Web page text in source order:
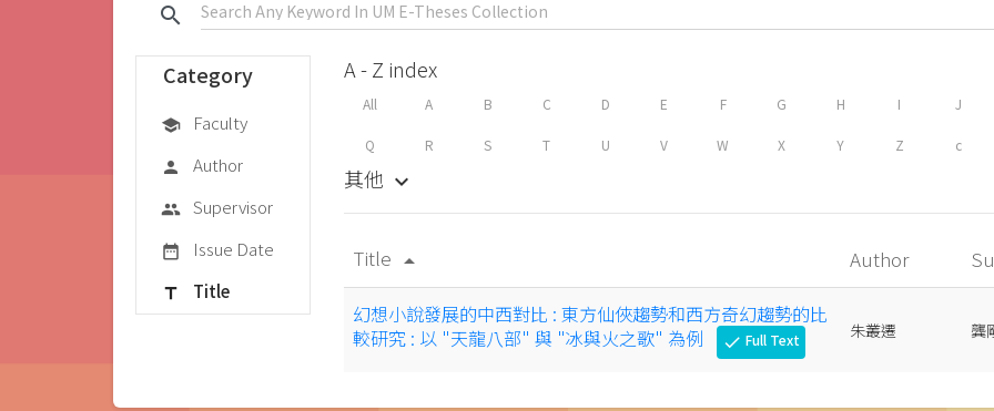
search
Category
school Faculty
person Author
group Supervisor
date_range Issue Date
title Title
A - Z index
All A B C D E F G H I J
Q R S T U V W X Y Z c
其他 keyboard_arrow_down
Title arrow_drop_up Author
幻想小說發展的中西對比 : 東方仙俠趨勢和西方奇幻趨勢的比
較研究 : 以 "天龍八部" 與 "冰與火之歌" 為例
check Full Text 朱叢遷 龔